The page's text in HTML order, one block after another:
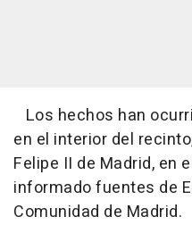
Los hechos han
en el interior del
Felipe II de Madrid, en
informado fuentes de
Comunidad de Madrid.